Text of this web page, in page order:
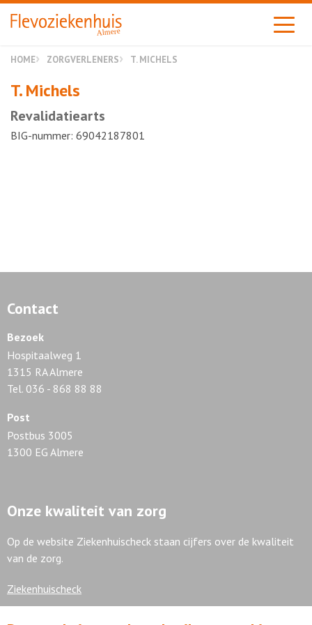
Almere
HOME ZORGVERLENERS T. MICHELS
T. Michels
Revalidatiearts
BIG-nummer: 69042187801
Contact
Bezoek
Hospitaalweg 1
1315 RA Almere
Tel. 036 - 868 88 88
Post
Postbus 3005
1300 EG Almere
Onze kwaliteit van zorg
Op de website Ziekenhuischeck staan cijfers over de kwaliteit
van de zorg.
Ziekenhuischeck